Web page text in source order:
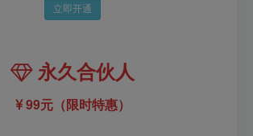
立即开通
永久合伙人
99元（限时特惠）